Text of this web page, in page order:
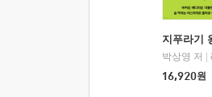
지푸라기
박상영 저
16,920원